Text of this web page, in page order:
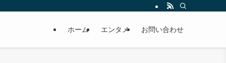
ホーム エンタメ お問い合わせ